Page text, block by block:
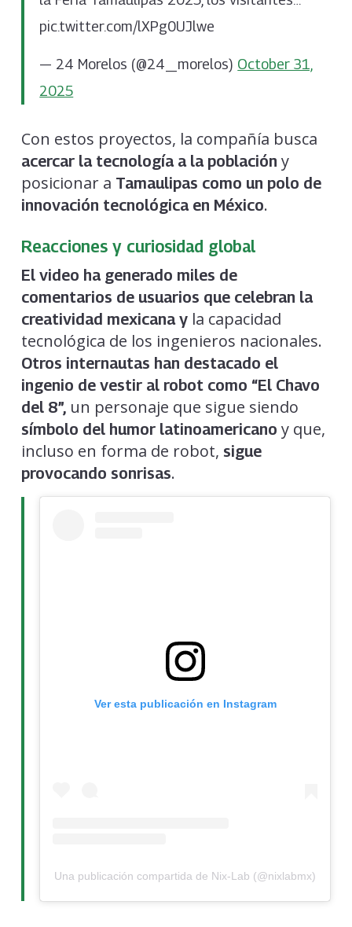
pic.twitter.com/lXPg0UJlwe
— 24 Morelos (@24_morelos) October 31,
2025
Con estos proyectos, la compañía busca
acercar la tecnología a la población y
posicionar a Tamaulipas como un polo de
innovación tecnológica en México.
Reacciones y curiosidad global
El video ha generado miles de
comentarios de usuarios que celebran la
creatividad mexicana y la capacidad
tecnológica de los ingenieros nacionales.
Otros internautas han destacado el
ingenio de vestir al robot como “El Chavo
del 8”,un personaje que sigue siendo
símbolo del humor latinoamericano y que,
incluso en forma de robot, sigue
provocando sonrisas.
Ver esta publicación en Instagram
Una publicación compartida de Nix-Lab (@nixlabmx)